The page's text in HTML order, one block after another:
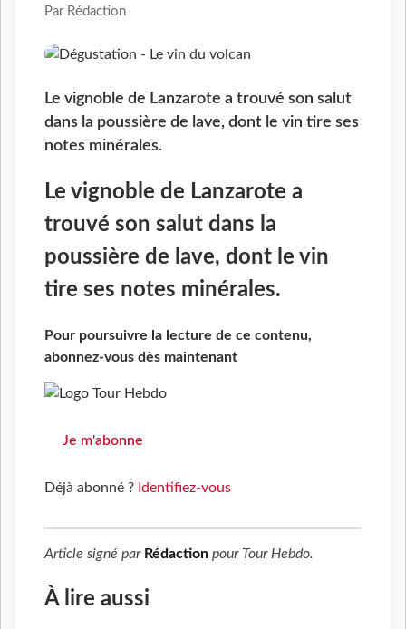
Par Rédaction
Le vignoble de Lanzarote a trouvé son salut
dans la poussière de lave, dont le vin tire ses
notes minérales.
Le vignoble de Lanzarote a
trouvé son salut dans la
poussière de lave, dont le vin
tire ses notes minérales.
Pour poursuivre la lecture de ce contenu,
abonnez-vous dès maintenant
Je m'abonne
Déjà abonné ? Identifiez-vous
Article signé par Rédaction pour Tour Hebdo.
À lire aussi